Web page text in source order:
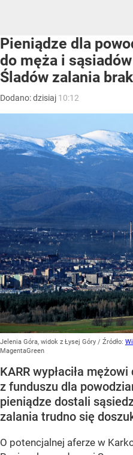
Pieniądze dla
do męża i
Śladów zalania brak
Dodano:dzisiaj 10:12
Jelenia Góra, widok z Łysej Góry / Źródło:
MagentaGreen
KARR wypłaciła
z funduszu dla
pieniądze dostali
zalania trudno się
O potencjalnej aferze w